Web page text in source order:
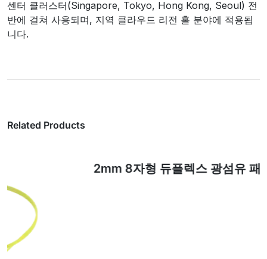
센터 클러스터(Singapore, Tokyo, Hong Kong, Seoul) 전
반에 걸쳐 사용되며, 지역 클라우드 리전 홀 분야에 적용됩
니다.
Related Products